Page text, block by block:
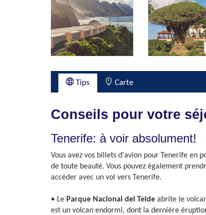
Tips Carte
Conseils pour votre
Tenerife: à voir absolument!
Vous avez vos billets d'avion pour Tenerife en
de toute beauté. Vous pouvez également
accéder avec un vol vers Tenerife.
• Le Parque Nacional del Teide abrite le
est un volcan endormi, dont la dernière